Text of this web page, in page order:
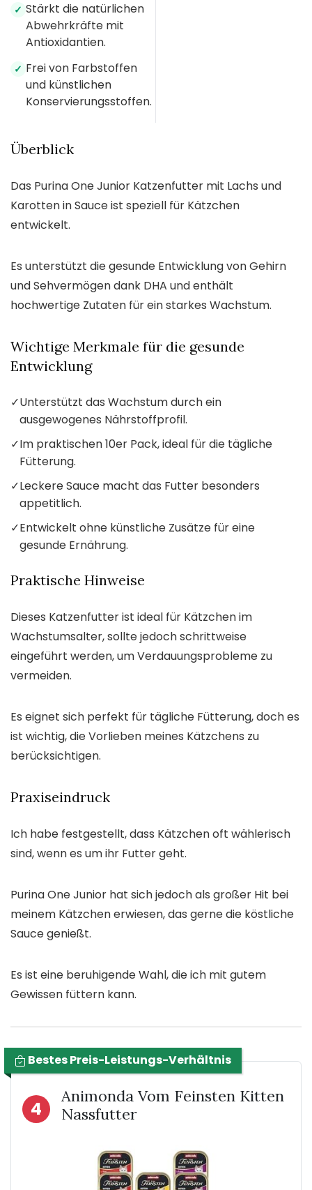
✓ Stärkt die natürlichen
Abwehrkräfte mit
Antioxidantien.
✓ Frei von Farbstoffen
und künstlichen
Konservierungsstoffen.
Überblick
Das Purina One Junior Katzenfutter mit Lachs und
Karotten in Sauce ist speziell für Kätzchen
entwickelt.
Es unterstützt die gesunde Entwicklung von Gehirn
und Sehvermögen dank DHA und enthält
hochwertige Zutaten für ein starkes Wachstum.
Wichtige Merkmale für die gesunde
Entwicklung
✓Unterstützt das Wachstum durch ein
ausgewogenes Nährstoffprofil.
✓Im praktischen 10er Pack, ideal für die tägliche
Fütterung.
✓Leckere Sauce macht das Futter besonders
appetitlich.
✓Entwickelt ohne künstliche Zusätze für eine
gesunde Ernährung.
Praktische Hinweise
Dieses Katzenfutter ist ideal für Kätzchen im
Wachstumsalter, sollte jedoch schrittweise
eingeführt werden, um Verdauungsprobleme zu
vermeiden.
Es eignet sich perfekt für tägliche Fütterung, doch es
ist wichtig, die Vorlieben meines Kätzchens zu
berücksichtigen.
Praxiseindruck
Ich habe festgestellt, dass Kätzchen oft wählerisch
sind, wenn es um ihr Futter geht.
Purina One Junior hat sich jedoch als großer Hit bei
meinem Kätzchen erwiesen, das gerne die köstliche
Sauce genießt.
Es ist eine beruhigende Wahl, die ich mit gutem
Gewissen füttern kann.
Bestes Preis-Leistungs-Verhältnis
4
Animonda Vom Feinsten Kitten
Nassfutter